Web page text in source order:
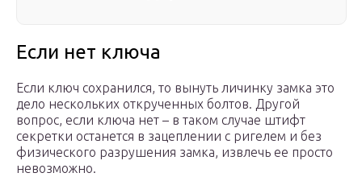
Если нет ключа
Если ключ сохранился, то вынуть личинку замка это
дело нескольких открученных болтов. Другой
вопрос, если ключа нет – в таком случае штифт
секретки останется в зацеплении с ригелем и без
физического разрушения замка, извлечь ее просто
невозможно.